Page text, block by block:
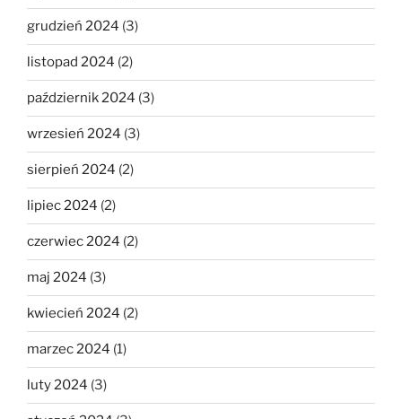
grudzień 2024 (3)
listopad 2024 (2)
październik 2024 (3)
wrzesień 2024 (3)
sierpień 2024 (2)
lipiec 2024 (2)
czerwiec 2024 (2)
maj 2024 (3)
kwiecień 2024 (2)
marzec 2024 (1)
luty 2024 (3)